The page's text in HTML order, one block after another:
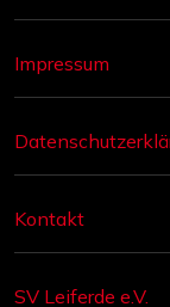
Impressum
Kontakt
SV Leiferde e.V.